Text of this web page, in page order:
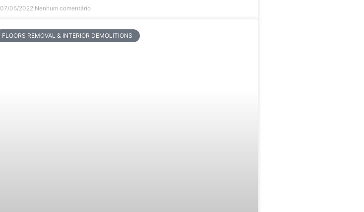
07/05/2022 Nenhum comentário
FLOORS REMOVAL & INTERIOR DEMOLITIONS